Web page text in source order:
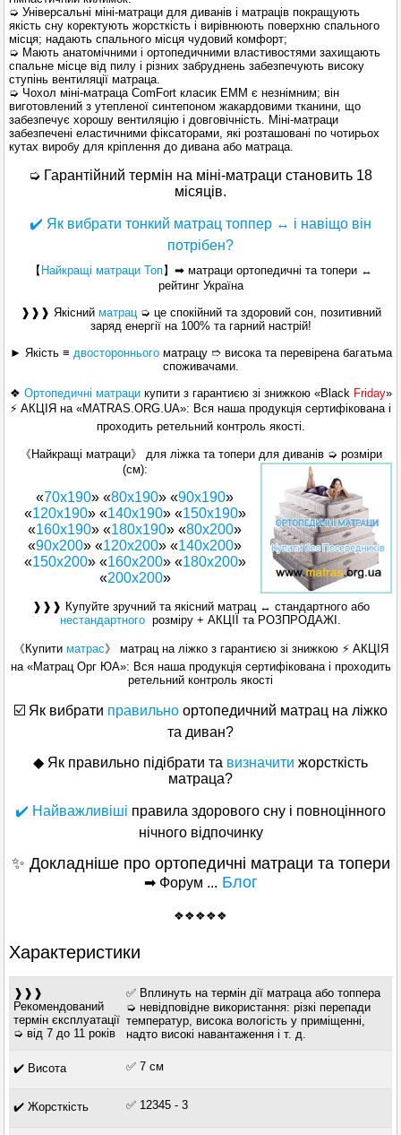
➭ Універсальні міні-матраци для диванів і матраців покращують
якість сну коректують жорсткість і вирівнюють поверхню спального
місця; надають спального місця чудовий комфорт;
➭ Мають анатомічними і ортопедичними властивостями захищають
спальне місце від пилу і різних забруднень забезпечують високу
ступінь вентиляції матраца.
➭ Чохол міні-матраца ComFort класик ЕММ є незнімним; він
виготовлений з утепленої синтепоном жакардовими тканини, що
забезпечує хорошу вентиляцію і довговічність. Міні-матраци
забезпечені еластичними фіксаторами, які розташовані по чотирьох
кутах виробу для кріплення до дивана або матраца.
➭ Гарантійний термін на міні-матраци становить 18
місяців.
✔️ Як вибрати тонкий матрац топпер ↔ і навіщо він
потрібен?
【 Найкращі матраци Топ】 ➡ матраци ортопедичні та топери ↔
рейтинг Україна
❱❱❱ Якісний матрац➭ це спокійний та здоровий сон, позитивний
заряд енергії на 100% та гарний настрій!
► Якість ≡ двосторонньогоматрацу ➱ висока та перевірена багатьма
споживачами.
❖ Ортопедичні матрацикупити з гарантиєю зі знижкою «Black Friday»
⚡ АКЦІЯ на «MATRAS.ORG.UA»: Вся наша продукція сертифікована і
проходить ретельний контроль якості.
《Найкращі матраци》 для ліжка та топери для диванів ➭ розміри
(см):
«70х190» «80х190» «90х190»
«120x190» «140х190» «150x190»
«160x190» «180x190» «80x200»
«90x200» «120x200» «140x200»
«150x200» «160х200» «180х200»
«200x200»
❱❱❱ Купуйте зручний та якісний матрац ↔ стандартного або
нестандартного розміру + АКЦІЇ та РОЗПРОДАЖІ.
《Купити матрас》 матрац на ліжко з гарантиєю зі знижкою ⚡ АКЦІЯ
на «Матрац Орг ЮА»: Вся наша продукція сертифікована і проходить
ретельний контроль якості
☑️ Як вибрати правильно ортопедичний матрац на ліжко
та диван?
◆ Як правильно підібрати та визначити жорсткість
матраца?
✔️ Найважливіші правила здорового сну і повноцінного
нічного відпочинку
✨ Докладніше про ортопедичні матраци та топери
➡ Форум ... Блог
❖❖❖❖❖
Характеристики
❱❱❱
Рекомендований
термін єксплуатації
➭ від 7 до 11 років
✅ Вплинуть на термін дії матраца або топпера
➭ невідповідне використання: різкі перепади
температур, висока вологість у приміщенні,
надто високі навантаження і т. д.
✔️ Висота ✅ 7 см
✔️ Жорсткість ✅ 12345 - 3